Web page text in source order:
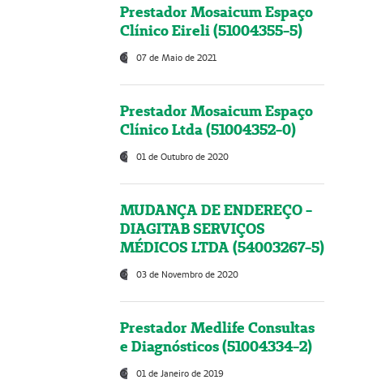
Prestador Mosaicum Espaço
Clínico Eireli (51004355-5)
07 de Maio de 2021
Prestador Mosaicum Espaço
Clínico Ltda (51004352-0)
01 de Outubro de 2020
MUDANÇA DE ENDEREÇO -
DIAGITAB SERVIÇOS
MÉDICOS LTDA (54003267-5)
03 de Novembro de 2020
Prestador Medlife Consultas
e Diagnósticos (51004334-2)
01 de Janeiro de 2019